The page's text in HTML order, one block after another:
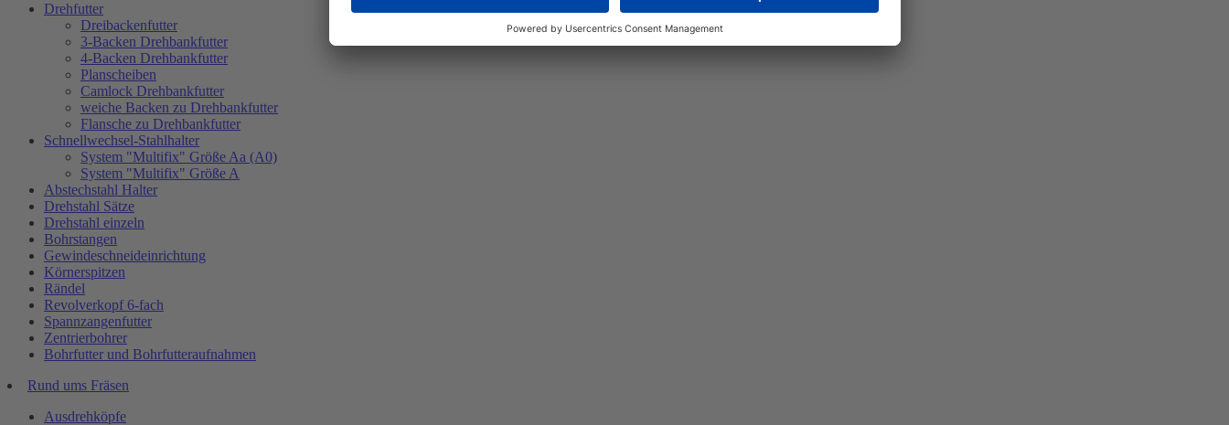
Drehfutter
Dreibackenfutter
3-Backen Drehbankfutter
4-Backen Drehbankfutter
Planscheiben
Camlock Drehbankfutter
weiche Backen zu Drehbankfutter
Flansche zu Drehbankfutter
Schnellwechsel-Stahlhalter
System "Multifix" Größe Aa (A0)
System "Multifix" Größe A
Abstechstahl Halter
Drehstahl Sätze
Drehstahl einzeln
Bohrstangen
Gewindeschneideinrichtung
Körnerspitzen
Rändel
Revolverkopf 6-fach
Spannzangenfutter
Zentrierbohrer
Bohrfutter und Bohrfutteraufnahmen
Rund ums Fräsen
Ausdrehköpfe